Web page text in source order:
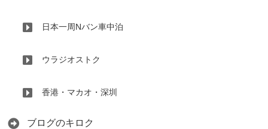
日本一周Nバン車中泊
ウラジオストク
香港・マカオ・深圳
ブログのキロク